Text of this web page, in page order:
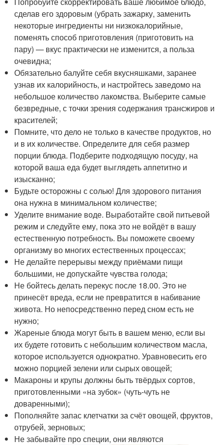
сделав его здоровым (убрать зажарку, заменить
некоторые ингредиенты ни низкокалорийные,
поменять способ приготовления (приготовить на
пару) — вкус практически не изменится, а польза
очевидна;
Обязательно балуйте себя вкусняшками, заранее
узнав их калорийность, и настройтесь заведомо на
небольшое количество лакомства. Выберите самые
безвредные, с точки зрения содержания трансжиров и
красителей;
Помните, что дело не только в качестве продуктов, но
и в их количестве. Определите для себя размер
порции блюда. Подберите подходящую посуду, на
которой ваша еда будет выглядеть аппетитно и
изысканно;
Будьте осторожны с солью! Для здорового питания
она нужна в минимальном количестве;
Уделите внимание воде. Выработайте свой питьевой
режим и следуйте ему, пока это не войдёт в вашу
естественную потребность. Вы поможете своему
организму во многих естественных процессах;
Не делайте перерывы между приёмами пищи
большими, не допускайте чувства голода;
Не бойтесь делать перекус после 18.00. Это не
принесёт вреда, если не превратится в набивание
живота. Но непосредственно перед сном есть не
нужно;
Жареные блюда могут быть в вашем меню, если вы
их будете готовить с небольшим количеством масла,
которое используется однократно. Уравновесить его
можно порцией зелени или сырых овощей;
Макароны и крупы должны быть твёрдых сортов,
приготовленными «на зубок» (чуть-чуть не
доваренными);
Пополняйте запас клетчатки за счёт овощей, фруктов,
отрубей, зерновых;
Не забывайте про специи, они являются